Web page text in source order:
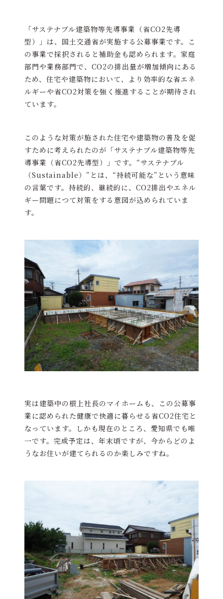
「サステナブル建築物等先導事業（省CO2先導
型）」は、国土交通省が実施する公募事業です。こ
の事業で採択されると補助金も認められます。家庭
部門や業務部門で、CO2の排出量が増加傾向にある
ため、住宅や建築物において、より効率的な省エネ
ルギーや省CO2対策を強く推進することが期待され
ています。
このような対策が施された住宅や建築物の普及を促
すために考えられたのが「サステナブル建築物等先
導事業（省CO2先導型）」です。“サステナブル
（Sustainable）”とは、“持続可能な”という意味
の言葉です。持続的、継続的に、CO2排出やエネル
ギー問題につて対策をする意図が込められていま
す。
実は建築中の根上社長のマイホームも、この公募事
業に認められた健康で快適に暮らせる省CO2住宅と
なっています。しかも現在のところ、愛知県でも唯
一です。完成予定は、年末頃ですが、今からどのよ
うなお住いが建てられるのか楽しみですね。